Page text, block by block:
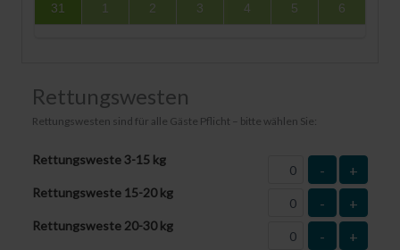
31 1 2 3 4 5 6
Rettungswesten
Rettungswesten sind für alle Gäste Pflicht – bitte wählen Sie:
Rettungsweste 3-15 kg
- +
Rettungsweste 15-20 kg
- +
Rettungsweste 20-30 kg
- +